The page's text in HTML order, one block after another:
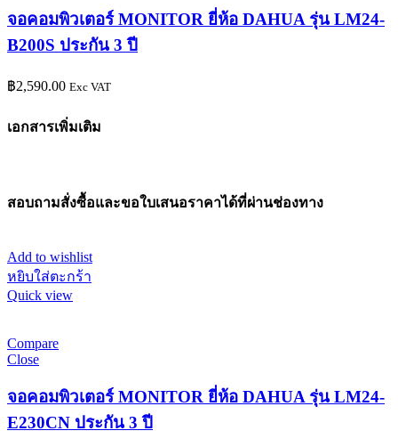
จอคอมพิวเตอร์ MONITOR ยี่ห้อ DAHUA รุ่น LM24-
B200S ประกัน 3 ปี
฿2,590.00 Exc VAT
เอกสารเพิ่มเติม
สอบถามสั่งซื้อและขอใบเสนอราคาได้ที่ผ่านช่องทาง
Add to wishlist
หยิบใส่ตะกร้า
Quick view
Compare
Close
จอคอมพิวเตอร์ MONITOR ยี่ห้อ DAHUA รุ่น LM24-
E230CN ประกัน 3 ปี